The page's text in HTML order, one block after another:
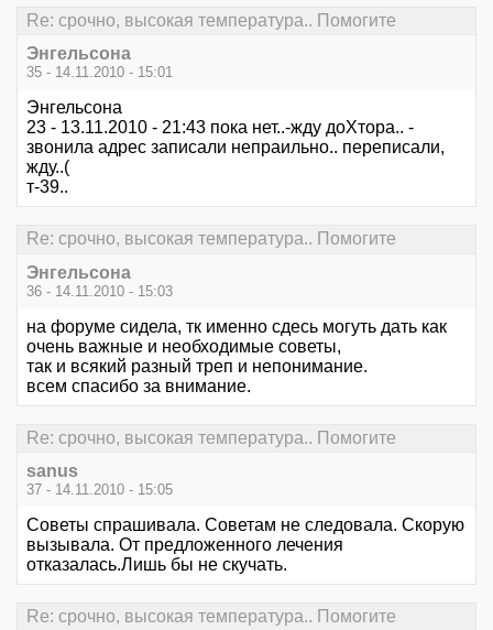
Re: срочно, высокая температура.. Помогите
Энгельсона
35 - 14.11.2010 - 15:01
Энгельсона
23 - 13.11.2010 - 21:43 пока нет..-жду доХтора.. -
звонила адрес записали непраильно.. переписали,
жду..(
т-39..
Re: срочно, высокая температура.. Помогите
Энгельсона
36 - 14.11.2010 - 15:03
на форуме сидела, тк именно сдесь могуть дать как
очень важные и необходимые советы,
так и всякий разный треп и непонимание.
всем спасибо за внимание.
Re: срочно, высокая температура.. Помогите
sanus
37 - 14.11.2010 - 15:05
Советы спрашивала. Советам не следовала. Скорую
вызывала. От предложенного лечения
отказалась.Лишь бы не скучать.
Re: срочно, высокая температура.. Помогите